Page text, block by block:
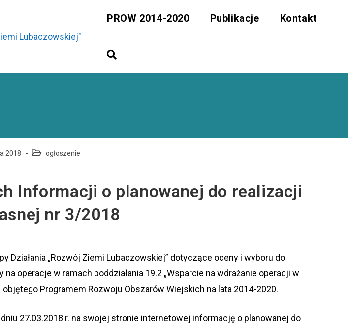
PROW 2014-2020 Publikacje Kontakt
2018
Post ogłoszenie
Informacji o planowanej do realizacji
nr 3/2018
Działania „Rozwój Ziemi Lubaczowskiej” dotyczące oceny i wyboru do
operacje w ramach poddziałania 19.2 „Wsparcie na wdrażanie operacji w
Programem Rozwoju Obszarów Wiejskich na lata 2014-2020.
27.03.2018 r. na swojej stronie internetowej informację o planowanej do